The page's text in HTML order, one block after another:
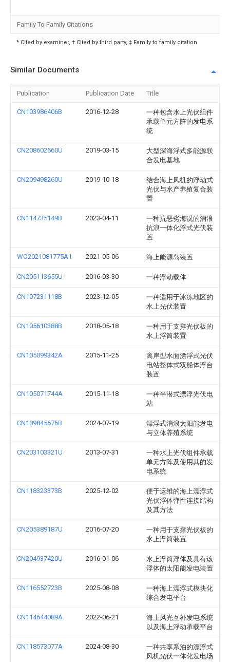
Family To Family Citations
* Cited by examiner, † Cited by third party, ‡ Family to family citation
Similar Documents
Publication Publication Date Title
CN103986406B 2016-12-28
一种包含水上光伏组件
承载单元方阵的发电系
统
CN208602660U 2019-03-15
大型深海浮式多能源联
合发电基地
CN209498260U 2019-10-18
结合海上风机的浮动式
光伏与水产养殖复合装
置
CN114735149B 2023-04-11
一种抗恶劣海况的消浪
抗浪一体化浮式光伏装
置
WO2021081775A1 2021-05-06 海上能源岛装置
CN205113655U 2016-03-30 一种浮动载体
CN107231118B 2023-12-05
一种适用于冰冻地区的
水上光伏装置
CN105610388B 2018-05-18
一种用于支撑光伏板的
水上浮筒装置
CN105099342A 2015-11-25
离岸型水面漂浮式光伏
电站整体式双船体浮台
装置
CN105071744A 2015-11-18
一种半潜式漂浮光伏电
站
CN109845676B 2024-07-19
漂浮式消浪太阳能发电
与立体养殖系统
CN203103321U 2013-07-31
一种水上光伏组件承载
单元方阵及使用其的发
电系统
CN118323373B 2025-12-02
便于运维的海上漂浮式
光伏浮体弹性连接结构
及其方法
CN205389187U 2016-07-20
一种用于支撑光伏板的
水上浮筒装置
CN204937420U 2016-01-06
水上浮筒浮体及具有该
浮体的太阳能发电装置
CN116552723B 2025-08-08
一种海上漂浮式模块化
综合发电平台
CN114644089A 2022-06-21
海上风光互补发电系统
以及海上浮动承载平台
CN118573077A 2024-08-30
一种共享系泊的漂浮式
风机光伏一体化发电场